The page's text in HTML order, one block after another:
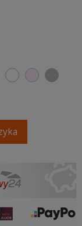
białyjasny róż
szary